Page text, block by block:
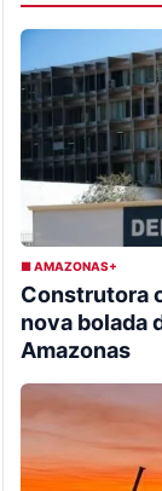
■ AMAZONAS+
Construtora
nova bolada
Amazonas